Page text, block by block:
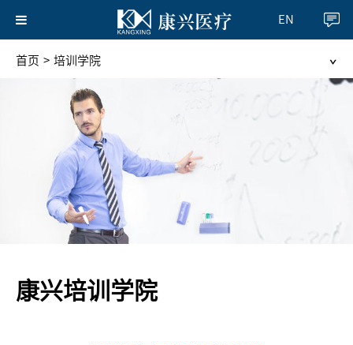
EN
首页 > 培训学院
康兴培训学院